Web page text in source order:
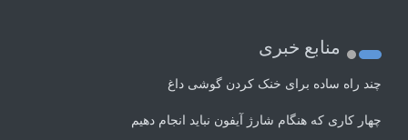
منابع خبری
چند راه‌ ساده برای خنک کردن گوشی داغ
چهار کاری که هنگام شارژ آیفون نباید انجام دهیم